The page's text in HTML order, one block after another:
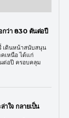
กว่า 830 ตันต่อปี
เดินหน้าสนับสนุน
เหนือ ได้แก่
ต่อปี ครอบคลุม
าใจ กลายเป็น